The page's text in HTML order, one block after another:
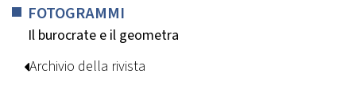
FOTOGRAMMI
Il burocrate e il geometra
Archivio della rivista